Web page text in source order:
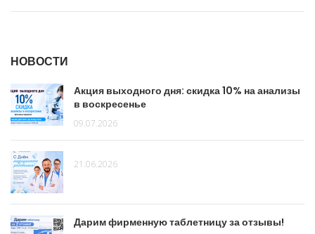
НОВОСТИ
Акция выходного дня: скидка 10% на анализы
в воскресенье
09.07.2026
21.06.2026
Дарим фирменную таблетницу за отзывы!